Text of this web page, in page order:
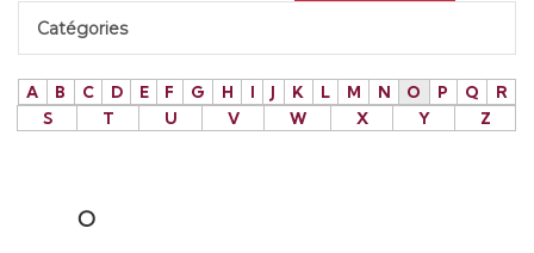
Catégories
A B C D E F G H I J K L M N O P Q
R
S
T U V W X Y Z
O